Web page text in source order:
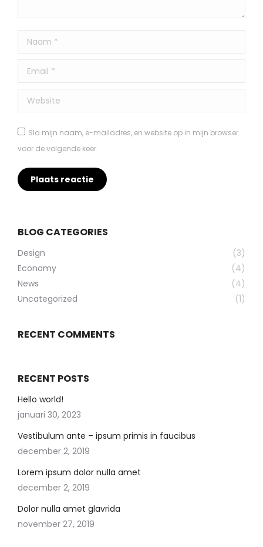
Naam *
Email *
Website
Sla mijn naam, e-mailadres, en website op in mijn browser
voor de volgende keer.
Plaats reactie
BLOG CATEGORIES
Design
(3)
Economy
(4)
News
(4)
Uncategorized
(1)
RECENT COMMENTS
RECENT POSTS
Hello world!
januari 30, 2023
Vestibulum ante – ipsum primis in faucibus
december 2, 2019
Lorem ipsum dolor nulla amet
december 2, 2019
Dolor nulla amet glavrida
november 27, 2019